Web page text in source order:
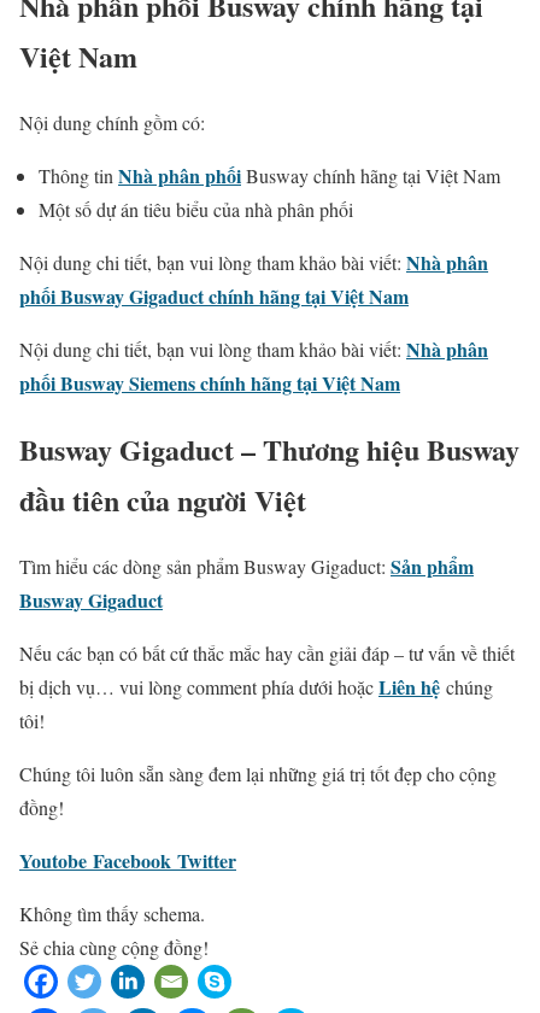
Việt Nam
Nội dung chính gồm có:
Thông tin Nhà phân phốiBusway chính hãng tại Việt Nam
Một số dự án tiêu biểu của nhà phân phối
Nội dung chi tiết, bạn vui lòng tham khảo bài viết: Nhà phân
phối Busway Gigaduct chính hãng tại Việt Nam
Nội dung chi tiết, bạn vui lòng tham khảo bài viết: Nhà phân
phối Busway Siemens chính hãng tại Việt Nam
Busway Gigaduct – Thương hiệu Busway
đầu tiên của người Việt
Tìm hiểu các dòng sản phẩm Busway Gigaduct: Sản phẩm
Busway Gigaduct
Nếu các bạn có bất cứ thắc mắc hay cần giải đáp – tư vấn về thiết
bị dịch vụ… vui lòng comment phía dưới hoặcLiên hệ chúng
tôi!
Chúng tôi luôn sẵn sàng đem lại những giá trị tốt đẹp cho cộng
đồng!
Youtobe Facebook Twitter
Không tìm thấy schema.
Sẻ chia cùng cộng đồng!